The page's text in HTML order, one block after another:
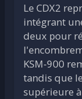
Le CDX2
intégrant
deux pour
KSM-900
tandis que
supérieure